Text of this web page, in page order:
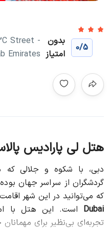
0/5
بدون
امتیاز
Street -
Emirates
هتل لی پارادیس
دبی، با شکوه و جلالی که
گردشگران از سراسر جهان
که می‌توانید در این شهر
Dubai است. این هتل با
تجربه‌ای بی‌نظیر برای